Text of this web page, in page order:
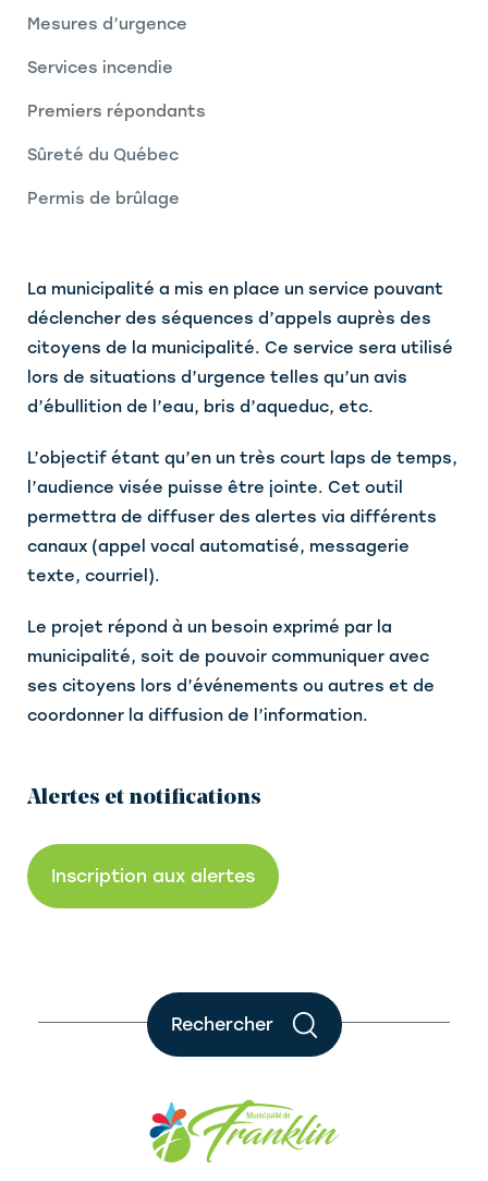
La municipalité a mis en place un service pouvant
déclencher des séquences d’appels auprès des
citoyens de la municipalité. Ce service sera utilisé
lors de situations d’urgence telles qu’un avis
d’ébullition de l’eau, bris d’aqueduc, etc.
L’objectif étant qu’en un très court laps de temps,
l’audience visée puisse être jointe. Cet outil
permettra de diffuser des alertes via différents
canaux (appel vocal automatisé, messagerie
texte, courriel).
Le projet répond à un besoin exprimé par la
municipalité, soit de pouvoir communiquer avec
ses citoyens lors d’événements ou autres et de
coordonner la diffusion de l’information.
Alertes et notifications
Inscription aux alertes
Mesures d’urgence
Services incendie
Premiers répondants
Sûreté du Québec
Permis de brûlage
Rechercher